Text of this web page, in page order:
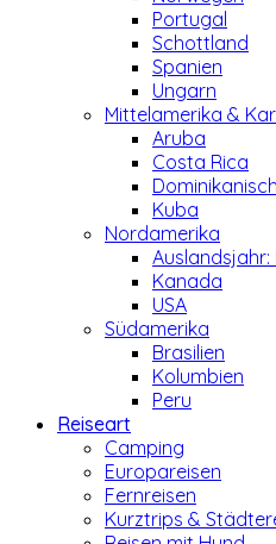
Portugal
Schottland
Spanien
Ungarn
Mittelamerika &
Aruba
Costa Rica
Kuba
Nordamerika
Kanada
USA
Südamerika
Brasilien
Kolumbien
Peru
Reiseart
Camping
Europareisen
Fernreisen
Kurztrips &